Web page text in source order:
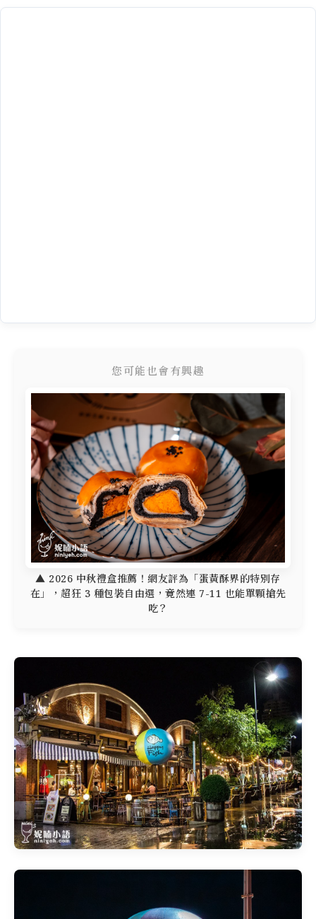
您可能也會有興趣
▲ 2026 中秋禮盒推薦！網友評為「蛋黃酥界的特別存
在」，超狂 3 種包裝自由選，竟然連 7-11 也能單顆搶先
吃？